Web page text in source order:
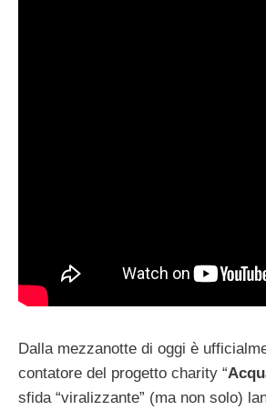
Dalla mezzanotte di oggi è
contatore del progetto charity “
sfida “viralizzante” (ma non solo)